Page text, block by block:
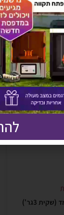
אולי
3גר')